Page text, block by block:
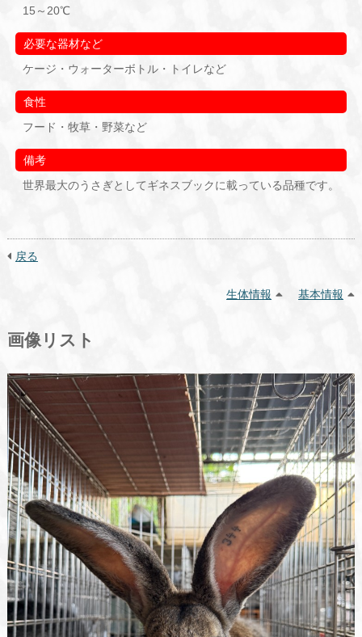
15～20℃
必要な器材など
ケージ・ウォーターボトル・トイレなど
食性
フード・牧草・野菜など
備考
世界最大のうさぎとしてギネスブックに載っている品種です。
戻る
生体情報 基本情報
画像リスト